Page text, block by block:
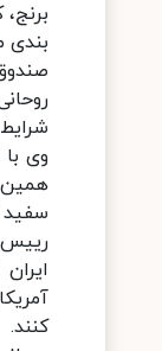
بندی
وی
همین
سفید
کنند.